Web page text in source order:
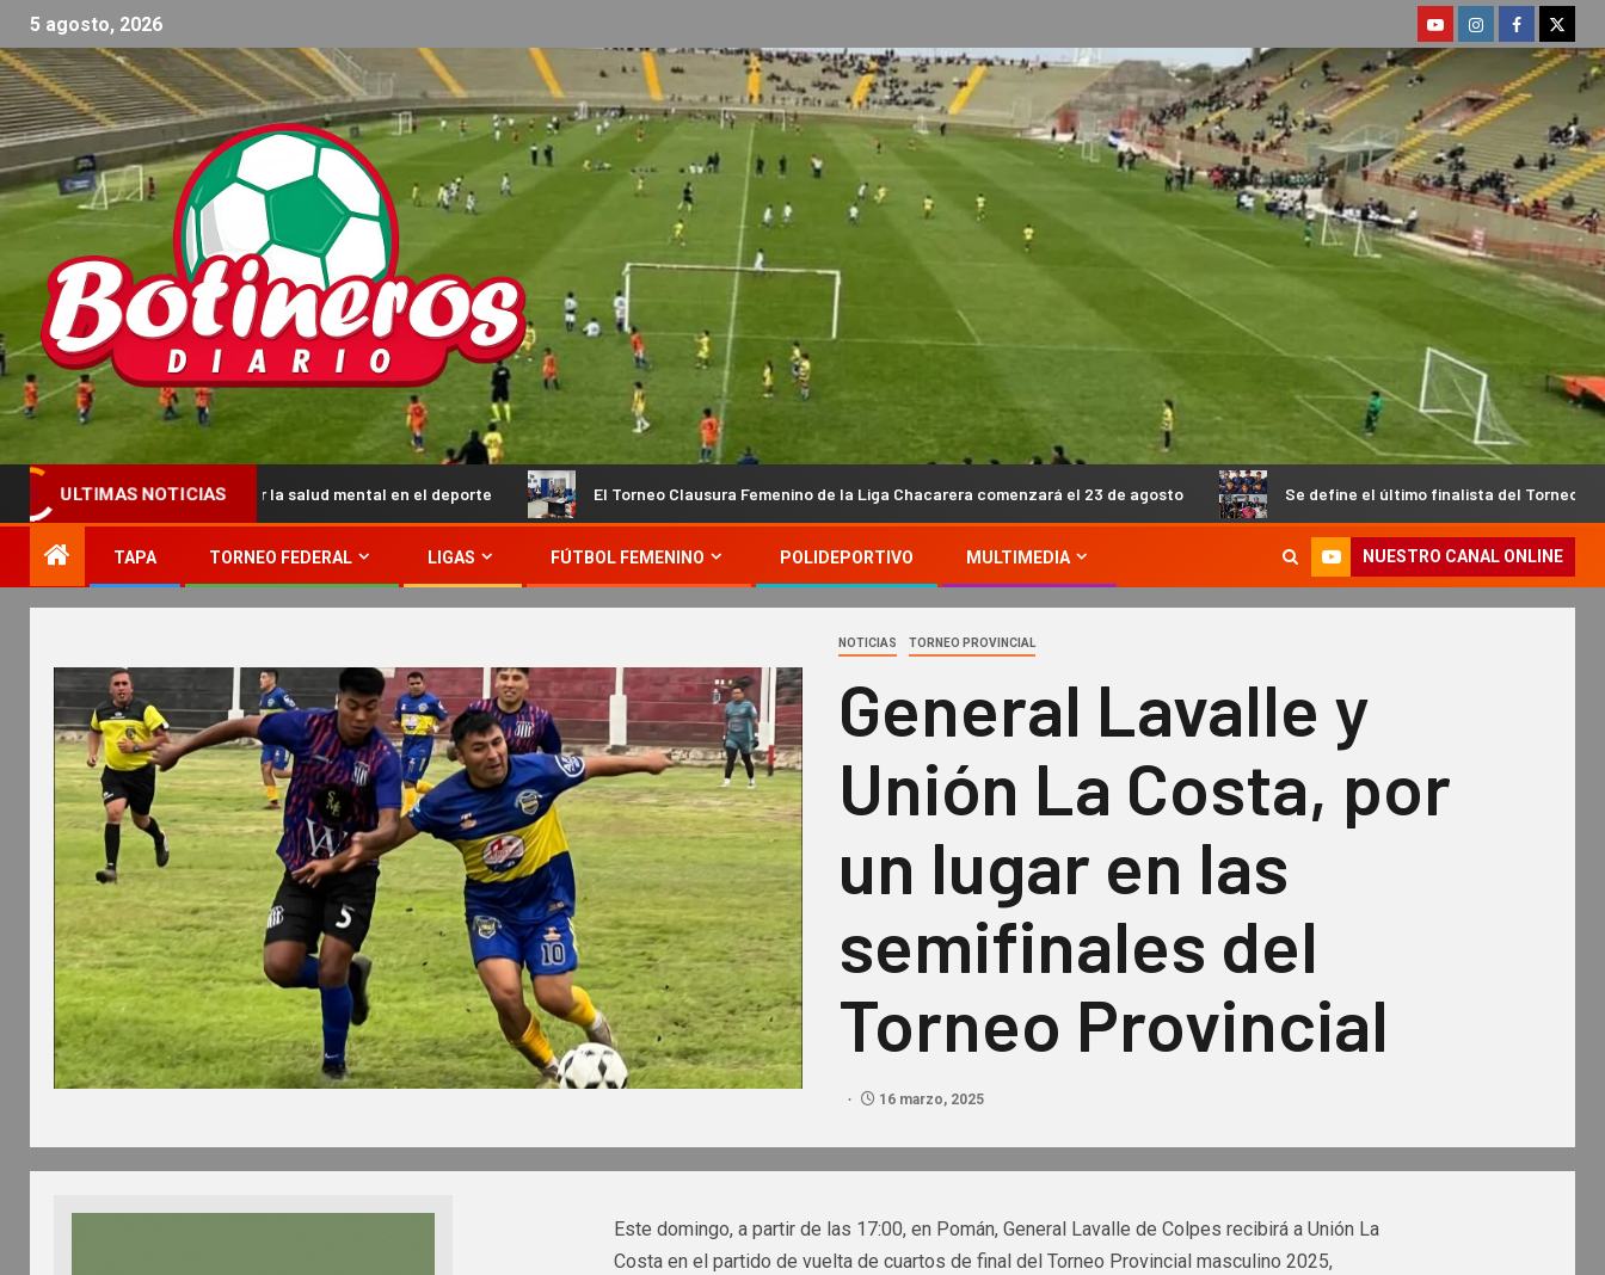
5 agosto, 2026
ULTIMAS NOTICIAS
para fortalecer la salud mental en el deporte El Torneo Clausura Femenino de la Liga Chacarera comenzará el 23 de agosto Se define el último finalista del Torneo de Futsal Chacarero
TAPA TORNEO FEDERAL LIGAS FÚTBOL FEMENINO POLIDEPORTIVO MULTIMEDIA NUESTRO CANAL ONLINE
NOTICIAS TORNEO PROVINCIAL
General Lavalle y
Unión La Costa, por
un lugar en las
semifinales del
Torneo Provincial
16 marzo, 2025
Este domingo, a partir de las 17:00, en Pomán, General Lavalle de Colpes recibirá a Unión La
Costa en el partido de vuelta de cuartos de final del Torneo Provincial masculino 2025,